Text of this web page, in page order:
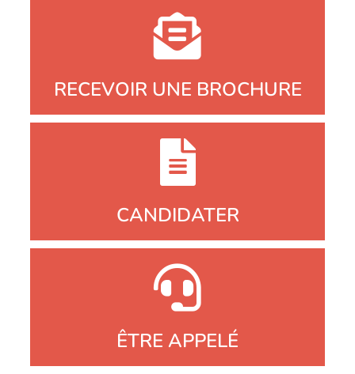
RECEVOIR UNE BROCHURE
CANDIDATER
ÊTRE APPELÉ